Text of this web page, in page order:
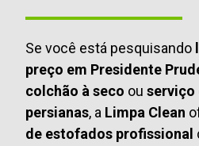
Se você está pesquisando
preço em Presidente
colchão à seco ou serviço
persianas, a Limpa Clean
de estofados profissional